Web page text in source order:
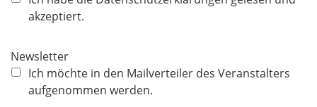
l
h
t
f
akzeptiert.
Newsletter
Ich möchte in den Mailverteiler des Veranstalters
aufgenommen werden.